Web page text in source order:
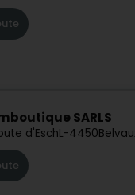
SARLS
d'EschL-4450